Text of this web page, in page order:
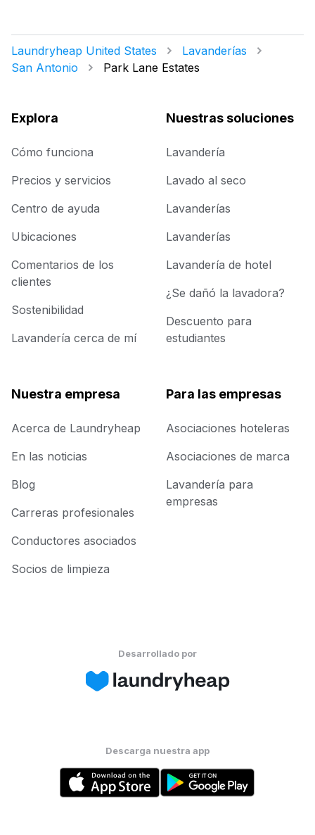
Laundryheap United States
Lavanderías
San Antonio
Park Lane Estates
Explora
Cómo funciona
Precios y servicios
Centro de ayuda
Ubicaciones
Comentarios de los
clientes
Sostenibilidad
Lavandería cerca de mí
Nuestras soluciones
Lavandería
Lavado al seco
Lavanderías
Lavanderías
Lavandería de hotel
¿Se dañó la lavadora?
Descuento para
estudiantes
Nuestra empresa
Acerca de Laundryheap
En las noticias
Blog
Carreras profesionales
Conductores asociados
Socios de limpieza
Para las empresas
Asociaciones hoteleras
Asociaciones de marca
Lavandería para
empresas
Desarrollado por
Descarga nuestra app